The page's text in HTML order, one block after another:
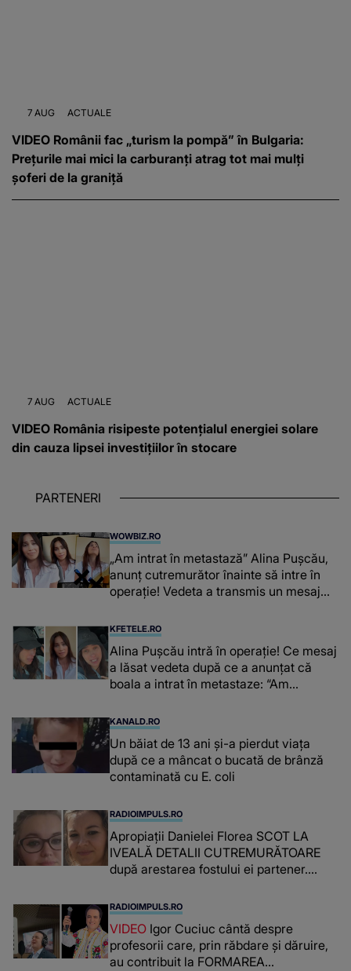
7 AUG ACTUALE
VIDEO Românii fac „turism la pompă” în Bulgaria:
Prețurile mai mici la carburanți atrag tot mai mulți
șoferi de la graniță
7 AUG ACTUALE
VIDEO România risipeste potențialul energiei solare
din cauza lipsei investițiilor în stocare
PARTENERI
WOWBIZ.RO
„Am intrat în metastază” Alina Pușcău,
anunț cutremurător înainte să intre în
operație! Vedeta a transmis un mesaj
KFETELE.RO
Alina Pușcău intră în operație! Ce mesaj
a lăsat vedeta după ce a anunțat că
boala a intrat în metastaze: “Am
KANALD.RO
Un băiat de 13 ani și-a pierdut viața
după ce a mâncat o bucată de brânză
contaminată cu E. coli
RADIOIMPULS.RO
Apropiații Danielei Florea SCOT LA
IVEALĂ DETALII CUTREMURĂTOARE
după arestarea fostului ei partener.
românca ucisă în Italia și ascunsă în
lada unui pat: " Îmi pare rău că nu am
reușit să fac mai mult pentru ea și..."
RADIOIMPULS.RO
VIDEO Igor Cuciuc cântă despre
profesorii care, prin răbdare și dăruire,
au contribuit la FORMAREA